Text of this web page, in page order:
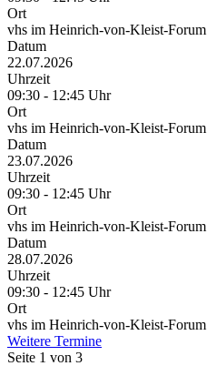
Ort
vhs im Heinrich-von-Kleist-Forum
Datum
22.07.2026
Uhrzeit
09:30 - 12:45 Uhr
Ort
vhs im Heinrich-von-Kleist-Forum
Datum
23.07.2026
Uhrzeit
09:30 - 12:45 Uhr
Ort
vhs im Heinrich-von-Kleist-Forum
Datum
28.07.2026
Uhrzeit
09:30 - 12:45 Uhr
Ort
vhs im Heinrich-von-Kleist-Forum
Weitere Termine
Seite 1 von 3